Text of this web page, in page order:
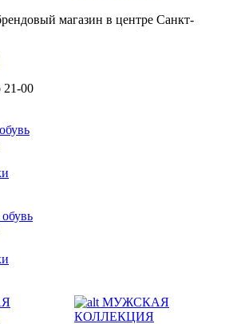
магазин в центре Санкт-
21-00
МУЖСКАЯ
КОЛЛЕКЦИЯ